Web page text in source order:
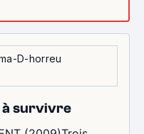
D-horreu
à survivre